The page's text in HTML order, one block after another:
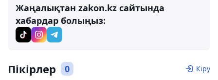
Жаңалықтан zakon.kz сайтында
хабардар болыңыз:
Пікірлер 0 Кіру